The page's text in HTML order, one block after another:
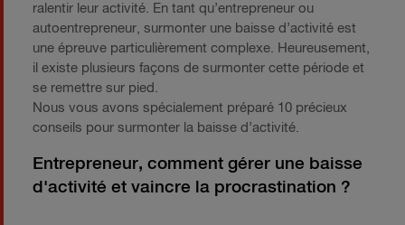
ralentir leur activité. En tant qu’entrepreneur ou
autoentrepreneur, surmonter une baisse d’activité est
une épreuve particulièrement complexe. Heureusement,
il existe plusieurs façons de surmonter cette période et
se remettre sur pied.
Nous vous avons spécialement préparé 10 précieux
conseils pour surmonter la baisse d’activité.
Entrepreneur, comment gérer une baisse
d'activité et vaincre la procrastination ?